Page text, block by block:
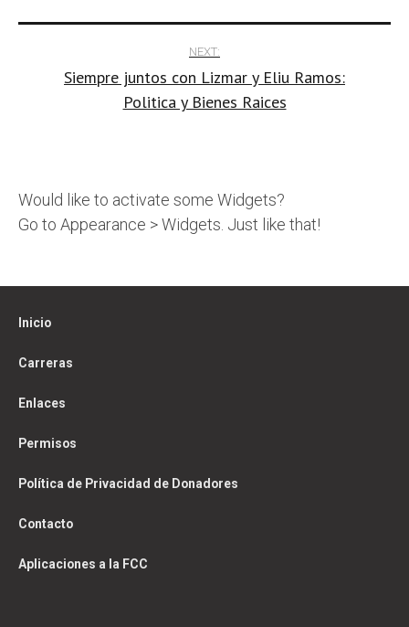
NEXT:
Siempre juntos con Lizmar y Eliu Ramos:
Politica y Bienes Raices
Would like to activate some Widgets?
Go to Appearance > Widgets. Just like that!
Inicio
Carreras
Enlaces
Permisos
Política de Privacidad de Donadores
Contacto
Aplicaciones a la FCC